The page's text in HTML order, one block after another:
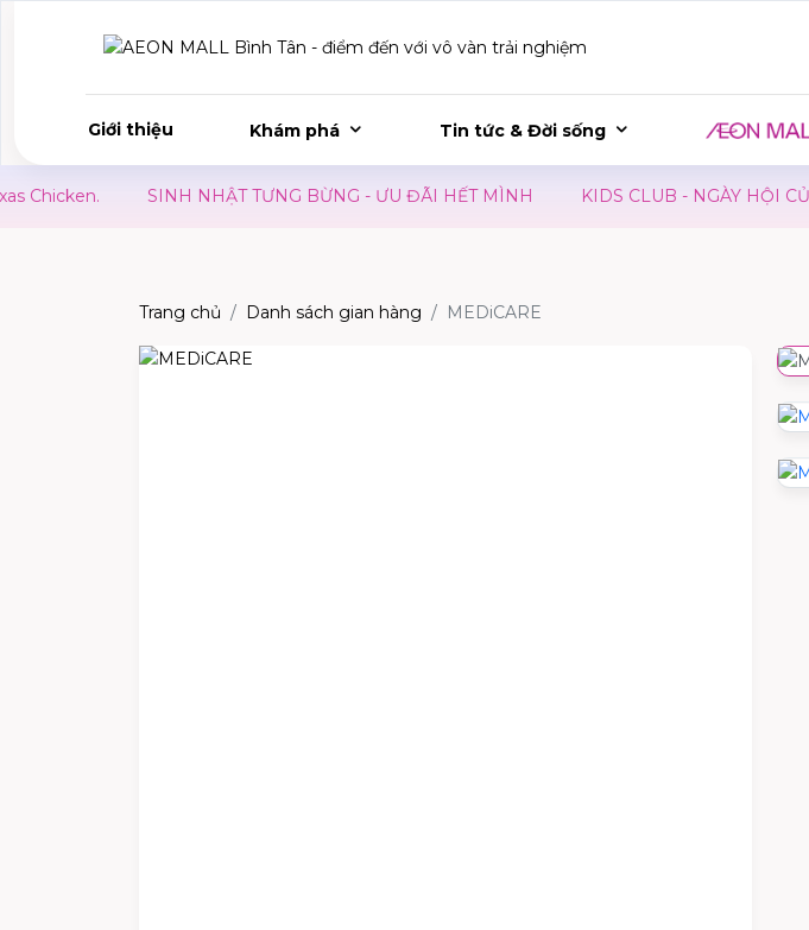
Giới thiệu Khám phá Tin tức & Đời sống
SINH NHẬT TƯNG BỪNG - ƯU ĐÃI HẾT MÌNH KIDS CLUB - NGÀY HỘI CỦA BÉ
Trang chủ Danh sách gian hàng MEDiCARE